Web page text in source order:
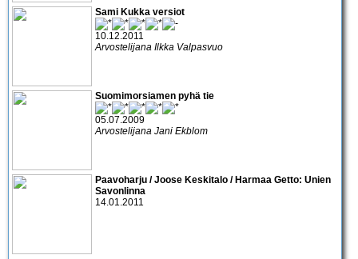
Sami Kukka versiot
10.12.2011
Arvostelijana Ilkka Valpasvuo
Suomimorsiamen pyhä tie
05.07.2009
Arvostelijana Jani Ekblom
Paavoharju / Joose Keskitalo / Harmaa Getto: Unien
Savonlinna
14.01.2011